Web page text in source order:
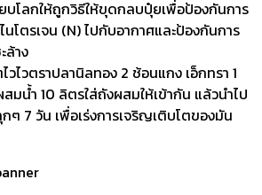
บโลกให้ถูกวิธีให้ขุดกลบปุ๋ยเพื่อป้องกันการ
นโตรเจน (N) ไปกับอากาศและป้องกันการ
ล้าง
วไวตราปลานิลทอง 2 ช้อนแกง เอ็กทรา 1
มน้ำ 10 ลิตรใส่ถังผสมให้เข้ากัน แล้วนำไป
ๆ 7 วัน เพื่อเร่งการเจริญเติบโตของมัน